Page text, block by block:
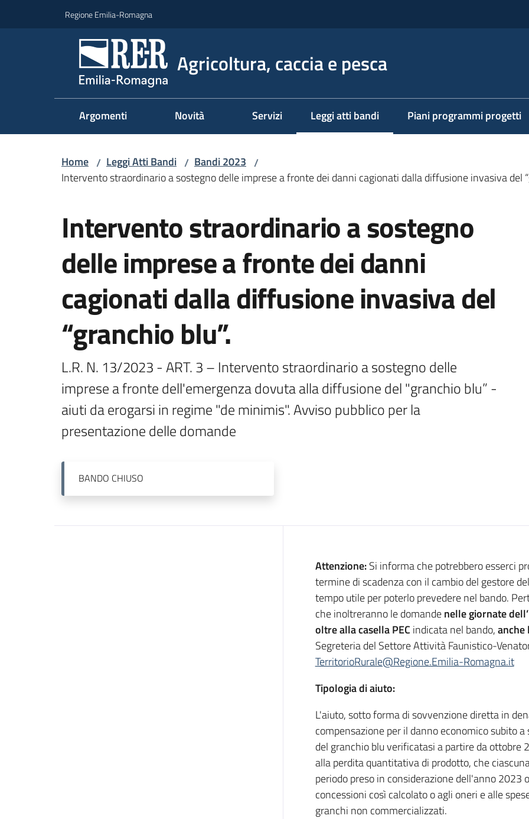
Regione Emilia-Romagna
Agricoltura, caccia e pesca
Argomenti Novità Servizi Leggi atti bandi
Menu selezionato Piani programmi progetti
Home / Leggi Atti Bandi / Bandi 2023 /
Intervento straordinario a sostegno delle imprese a fronte dei danni cagionati dalla diffusione invasiva del
Intervento straordinario a sostegno
delle imprese a fronte dei danni
cagionati dalla diffusione invasiva del
“granchio blu”.
L.R. N. 13/2023 - ART. 3 – Intervento straordinario a sostegno delle
imprese a fronte dell'emergenza dovuta alla diffusione del "granchio blu” -
aiuti da erogarsi in regime "de minimis". Avviso pubblico per la
presentazione delle domande
BANDO CHIUSO
Descrizione
Attenzione:Si informa che potrebbero esserci
termine di scadenza con il cambio del gestore
tempo utile per poterlo prevedere nel bando.
che inoltreranno le domandenelle giornate
oltre alla casella PEC indicata nel bando,anche
Segreteria del Settore Attività Faunistico-
TerritorioRurale@Regione.Emilia-Romagna.it
Tipologia di aiuto:
L'aiuto, sotto forma di sovvenzione diretta in
compensazione per il danno economico subito
del granchio blu verificatasi a partire da ottobre
alla perdita quantitativa di prodotto, che
periodo preso in considerazione dell'anno
concessioni così calcolato o agli oneri e alle
granchi non commercializzati.